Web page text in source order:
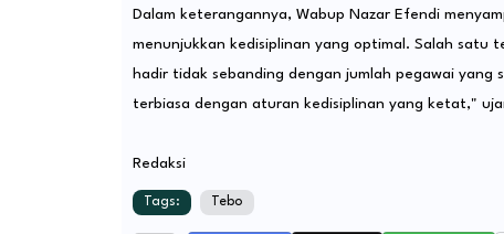
Dalam keterangannya, Wabup Nazar Efendi
menunjukkan kedisiplinan yang optimal. Salah satu
hadir tidak sebanding dengan jumlah pegawai
terbiasa dengan aturan kedisiplinan yang ketat,"
Redaksi
Tags: Tebo